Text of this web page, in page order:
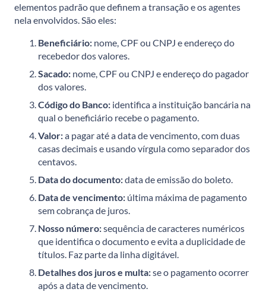
elementos padrão que definem a transação e os agentes
nela envolvidos. São eles:
Beneficiário: nome, CPF ou CNPJ e endereço do
recebedor dos valores.
Sacado: nome, CPF ou CNPJ e endereço do pagador
dos valores.
Código do Banco: identifica a instituição bancária na
qual o beneficiário recebe o pagamento.
Valor:a pagar até a data de vencimento, com duas
casas decimais e usando vírgula como separador dos
centavos.
Data do documento:data de emissão do boleto.
Data de vencimento: última máxima de pagamento
sem cobrança de juros.
Nosso número:sequência de caracteres numéricos
que identifica o documento e evita a duplicidade de
títulos. Faz parte da linha digitável.
Detalhes dos juros e multa:se o pagamento ocorrer
após a data de vencimento.